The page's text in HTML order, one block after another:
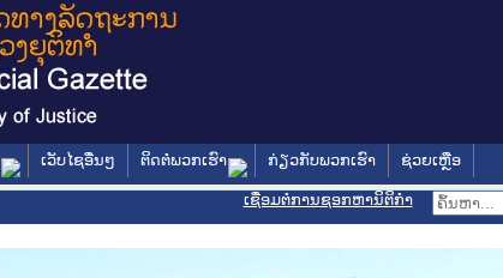
ເວັບໄຊອື່ນໆ ຕິດຕໍ່ພວກເຮົາ ກ່ຽວກັບພວກເຮົາ ຊ່ວຍເຫຼືອ
ເຊື່ອມຕໍ່ການຊອກຫານິຕິກຳ